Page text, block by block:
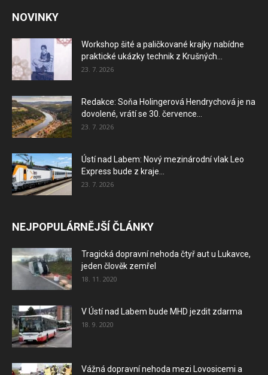
NOVINKY
Workshop šité a paličkované krajky nabídne
praktické ukázky technik z Krušných...
23. 7. 2026
Redakce: Soňa Holingerová Hendrychová je na
dovolené, vrátí se 30. července...
23. 7. 2026
Ústí nad Labem: Nový mezinárodní vlak Leo
Express bude z kraje...
23. 7. 2026
NEJPOPULÁRNĚJŠÍ ČLÁNKY
Tragická dopravní nehoda čtyř aut u Lukavce,
jeden člověk zemřel
18. 11. 2020
V Ústí nad Labem bude MHD jezdit zdarma
18. 9. 2020
Vážná dopravní nehoda mezi Lovosicemi a